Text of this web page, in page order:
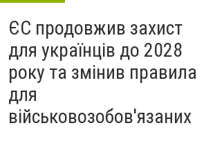
ЄС продовжив захист
для українців до 2028
року та змінив правила
для
військовозобов'язаних